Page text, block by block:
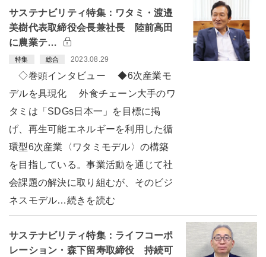
サステナビリティ特集：ワタミ・渡邉
美樹代表取締役会長兼社長 陸前高田
に農業テ…
特集 総合 2023.08.29
◇巻頭インタビュー ◆6次産業モ
デルを具現化 外食チェーン大手のワ
タミは「SDGs日本一」を目標に掲
げ、再生可能エネルギーを利用した循
環型6次産業〈ワタミモデル〉の構築
を目指している。事業活動を通じて社
会課題の解決に取り組むが、そのビジ
ネスモデル…続きを読む
サステナビリティ特集：ライフコーポ
レーション・森下留寿取締役 持続可